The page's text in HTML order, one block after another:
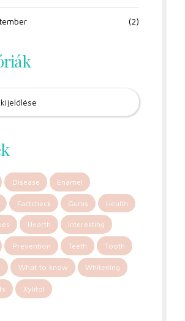
(2)
Disease Enamel
Factcheck Gums Health
Hearth Interesting
Prevention Teeth Tooth
What to know Whitening
Xylitol